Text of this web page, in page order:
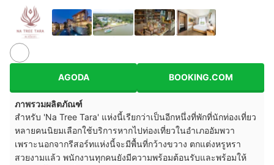
AGODA BOOKING.COM
ภาพรวมผลิตภัณฑ์
สำหรับ 'Na Tree Tara' แห่งนี้เรียกว่าเป็นอีกหนึ่งที่พักที่นักท่องเที่ยว
หลายคนนิยมเลือกใช้บริการหากไปท่องเที่ยวในอำเภออัมพวา
เพราะนอกจากรีสอร์ทแห่งนี้จะมีพื้นที่กว้างขวาง ตกแต่งหรูหรา
สวยงามแล้ว พนักงานทุกคนยังมีความพร้อมต้อนรับและพร้อมให้